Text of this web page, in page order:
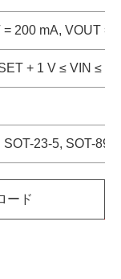
= 200 mA, VOUT =
+ 1 V ≤ VIN ≤
23-5, SOT-89-
ード